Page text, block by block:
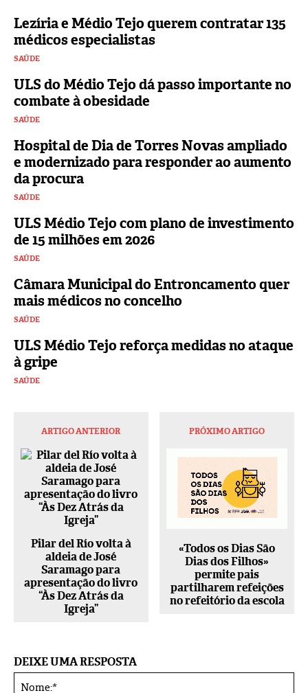
Lezíria e Médio Tejo querem contratar 135
médicos especialistas
SAÚDE
ULS do Médio Tejo dá passo importante no
combate à obesidade
SAÚDE
Hospital de Dia de Torres Novas ampliado
e modernizado para responder ao aumento
da procura
SAÚDE
ULS Médio Tejo com plano de investimento
de 15 milhões em 2026
SAÚDE
Câmara Municipal do Entroncamento quer
mais médicos no concelho
SAÚDE
ULS Médio Tejo reforça medidas no ataque
à gripe
SAÚDE
ARTIGO ANTERIOR
Pilar del Río volta à
aldeia de José
Saramago para
apresentação do livro
“Às Dez Atrás da
Igreja”
PRÓXIMO ARTIGO
«Todos os Dias São
Dias dos Filhos»
permite pais
partilharem refeições
no refeitório da escola
DEIXE UMA RESPOSTA